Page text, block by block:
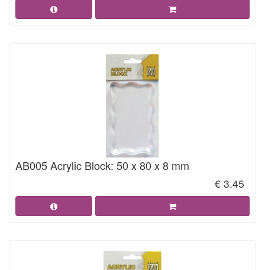
AB005 Acrylic Block: 50 x 80 x 8 mm
€ 3.45